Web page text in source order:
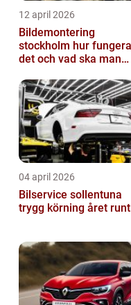
12 april 2026
Bildemontering
stockholm hur fungerar
det och vad ska man
04 april 2026
Bilservice sollentuna
trygg körning året runt